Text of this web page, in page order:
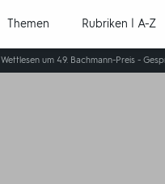
Themen Rubriken | A-Z
Wettlesen um 49. Bachmann-Preis -